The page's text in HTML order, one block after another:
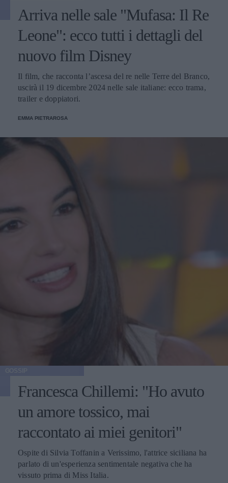
Arriva nelle sale "Mufasa: Il Re
Leone": ecco tutti i dettagli del
nuovo film Disney
Il film, che racconta l’ascesa del re nelle Terre del Branco,
uscirà il 19 dicembre 2024 nelle sale italiane: ecco trama,
trailer e doppiatori.
EMMA PIETRAROSA
Francesca Chillemi: "Ho avuto
un amore tossico, mai
raccontato ai miei genitori"
Ospite di Silvia Toffanin a Verissimo, l'attrice siciliana ha
parlato di un'esperienza sentimentale negativa che ha
vissuto prima di Miss Italia.